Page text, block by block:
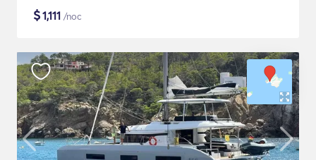
$1,111 /noc